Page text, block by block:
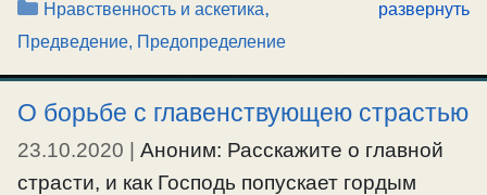
свободна в нравственном выборе. Поэтому
человек и несет ответственность за свой
выбор на суде Божием. Суд над нами еще не
произошел в реальности, но в разуме
Божественном …
Рубрики
Нравственность и аскетика,
Предведение, Предопределение
развернуть
О борьбе с главенствующею страстью
23.10.2020
Аноним: Расскажите о главной
страсти, и как Господь попускает гордым